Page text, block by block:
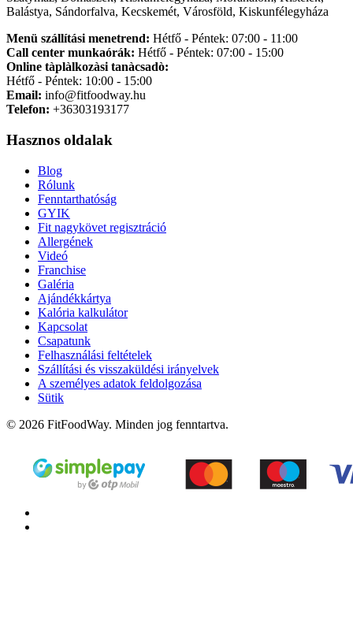
Balástya, Sándorfalva, Kecskemét, Városföld, Kiskunfélegyháza
Menü szállítási menetrend: Hétfő - Péntek: 07:00 - 11:00
Call center munkaórák: Hétfő - Péntek: 07:00 - 15:00
Online tàplàlkozàsi tanàcsadò:
Hétfő - Péntek: 10:00 - 15:00
Email: info@fitfoodway.hu
Telefon: +36303193177
Hasznos oldalak
Blog
Rólunk
Fenntarthatóság
GYIK
Fit nagykövet regisztráció
Allergének
Videó
Franchise
Galéria
Ajándékkártya
Kalória kalkulátor
Kapcsolat
Csapatunk
Felhasználási feltételek
Szállítási és visszaküldési irányelvek
A személyes adatok feldolgozása
Sütik
© 2026 FitFoodWay. Minden jog fenntartva.